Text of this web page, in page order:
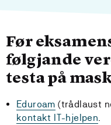
Før
følgjande
testa på
Eduroam (trådlaust
kontakt IT-hjelpen.